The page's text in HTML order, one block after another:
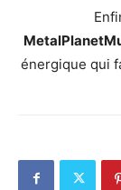
énergique qui